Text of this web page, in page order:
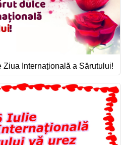
Ziua Internațională a Sărutului!